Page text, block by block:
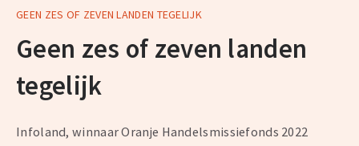
GEEN ZES OF ZEVEN LANDEN TEGELIJK
Geen zes of zeven landen
tegelijk
Infoland, winnaar Oranje Handelsmissiefonds 2022